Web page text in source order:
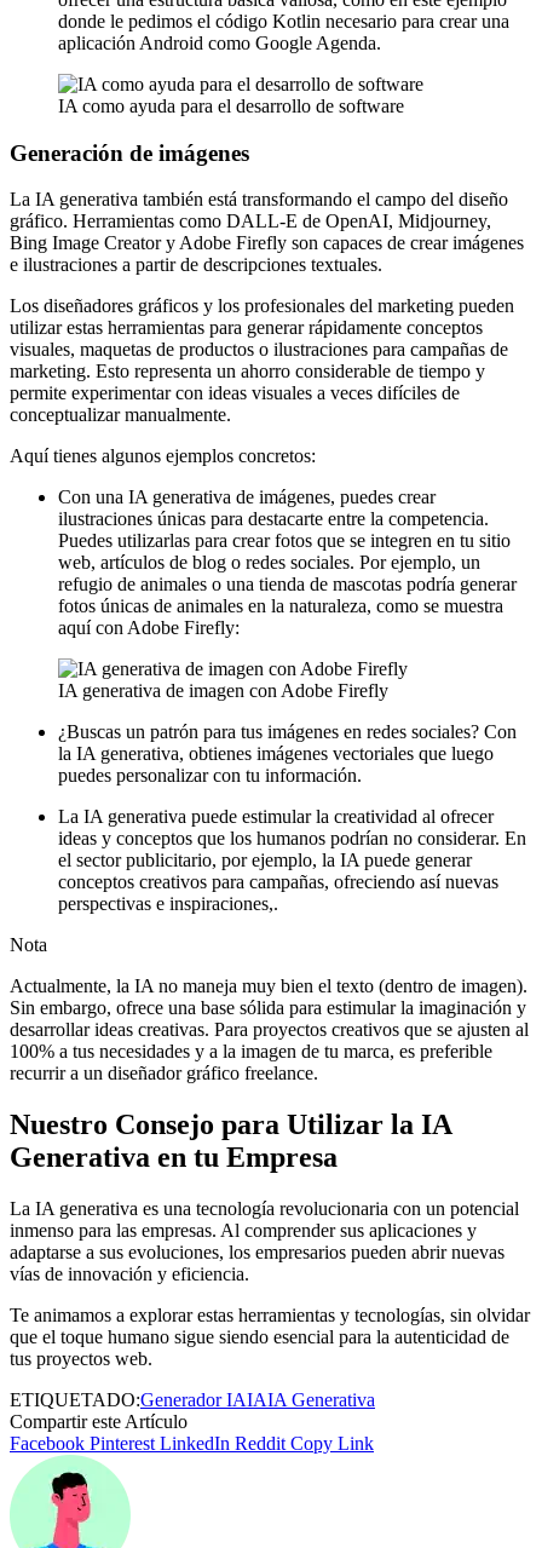
donde le pedimos el código Kotlin necesario para crear una
aplicación Android como Google Agenda.
IA como ayuda para el desarrollo de software
Generación de imágenes
La IA generativa también está transformando el campo del diseño
gráfico. Herramientas como DALL-E de OpenAI, Midjourney,
Bing Image Creator y Adobe Firefly son capaces de crear imágenes
e ilustraciones a partir de descripciones textuales.
Los diseñadores gráficos y los profesionales del marketing pueden
utilizar estas herramientas para generar rápidamente conceptos
visuales, maquetas de productos o ilustraciones para campañas de
marketing. Esto representa un ahorro considerable de tiempo y
permite experimentar con ideas visuales a veces difíciles de
conceptualizar manualmente.
Aquí tienes algunos ejemplos concretos:
Con una IA generativa de imágenes, puedes crear
ilustraciones únicas para destacarte entre la competencia.
Puedes utilizarlas para crear fotos que se integren en tu sitio
web, artículos de blog o redes sociales. Por ejemplo, un
refugio de animales o una tienda de mascotas podría generar
fotos únicas de animales en la naturaleza, como se muestra
aquí con Adobe Firefly:
IA generativa de imagen con Adobe Firefly
¿Buscas un patrón para tus imágenes en redes sociales? Con
la IA generativa, obtienes imágenes vectoriales que luego
puedes personalizar con tu información.
La IA generativa puede estimular la creatividad al ofrecer
ideas y conceptos que los humanos podrían no considerar. En
el sector publicitario, por ejemplo, la IA puede generar
conceptos creativos para campañas, ofreciendo así nuevas
perspectivas e inspiraciones,.
Nota
Actualmente, la IA no maneja muy bien el texto (dentro de imagen).
Sin embargo, ofrece una base sólida para estimular la imaginación y
desarrollar ideas creativas. Para proyectos creativos que se ajusten al
100% a tus necesidades y a la imagen de tu marca, es preferible
recurrir a un diseñador gráfico freelance.
Nuestro Consejo para Utilizar la IA
Generativa en tu Empresa
La IA generativa es una tecnología revolucionaria con un potencial
inmenso para las empresas. Al comprender sus aplicaciones y
adaptarse a sus evoluciones, los empresarios pueden abrir nuevas
vías de innovación y eficiencia.
Te animamos a explorar estas herramientas y tecnologías, sin olvidar
que el toque humano sigue siendo esencial para la autenticidad de
tus proyectos web.
ETIQUETADO:Generador IAIAIA Generativa
Compartir este Artículo
Facebook Pinterest LinkedIn Reddit Copy Link